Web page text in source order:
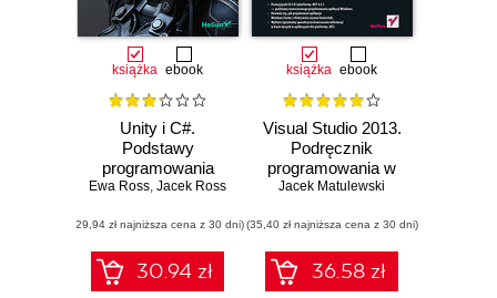
książka ebook
Unity i C#.
Podstawy
programowania
gier
Ewa Ross, Jacek Ross
(29,94 zł najniższa cena z 30 dni)
30.94 zł
książka ebook
Visual Studio 2013.
Podręcznik
programowania w
C# z zadaniami
Jacek Matulewski
(35,40 zł najniższa cena z 30 dni)
36.58 zł